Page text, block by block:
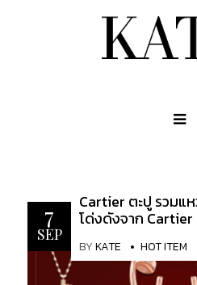
7
SEP
Cartier ตะปู รวมแ
โด่งดังจาก Cartier
BYKATE HOT ITEM